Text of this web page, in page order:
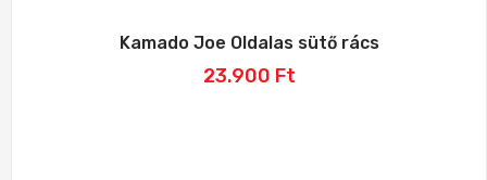
Kamado Joe Oldalas sütő rács
23.900 Ft